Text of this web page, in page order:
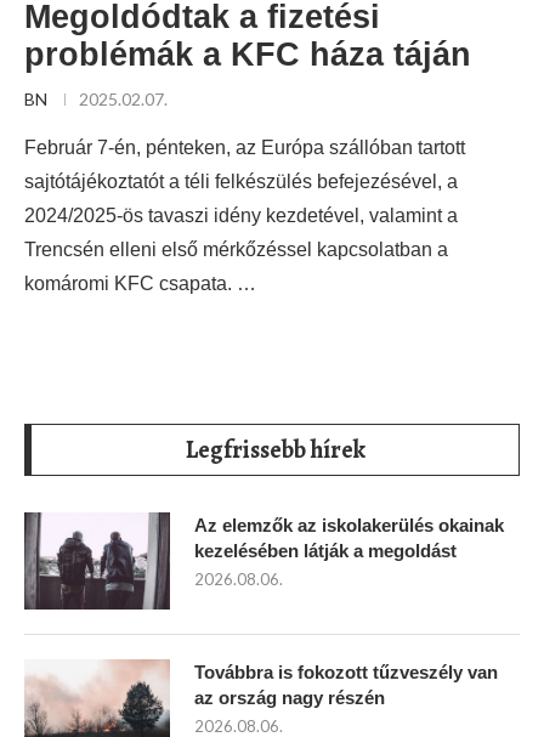
Megoldódtak a fizetési
problémák a KFC háza táján
BN 2025.02.07.
Február 7-én, pénteken, az Európa szállóban tartott
sajtótájékoztatót a téli felkészülés befejezésével, a
2024/2025-ös tavaszi idény kezdetével, valamint a
Trencsén elleni első mérkőzéssel kapcsolatban a
komáromi KFC csapata. …
Legfrissebb hírek
Az elemzők az iskolakerülés okainak
kezelésében látják a megoldást
2026.08.06.
Továbbra is fokozott tűzveszély van
az ország nagy részén
2026.08.06.